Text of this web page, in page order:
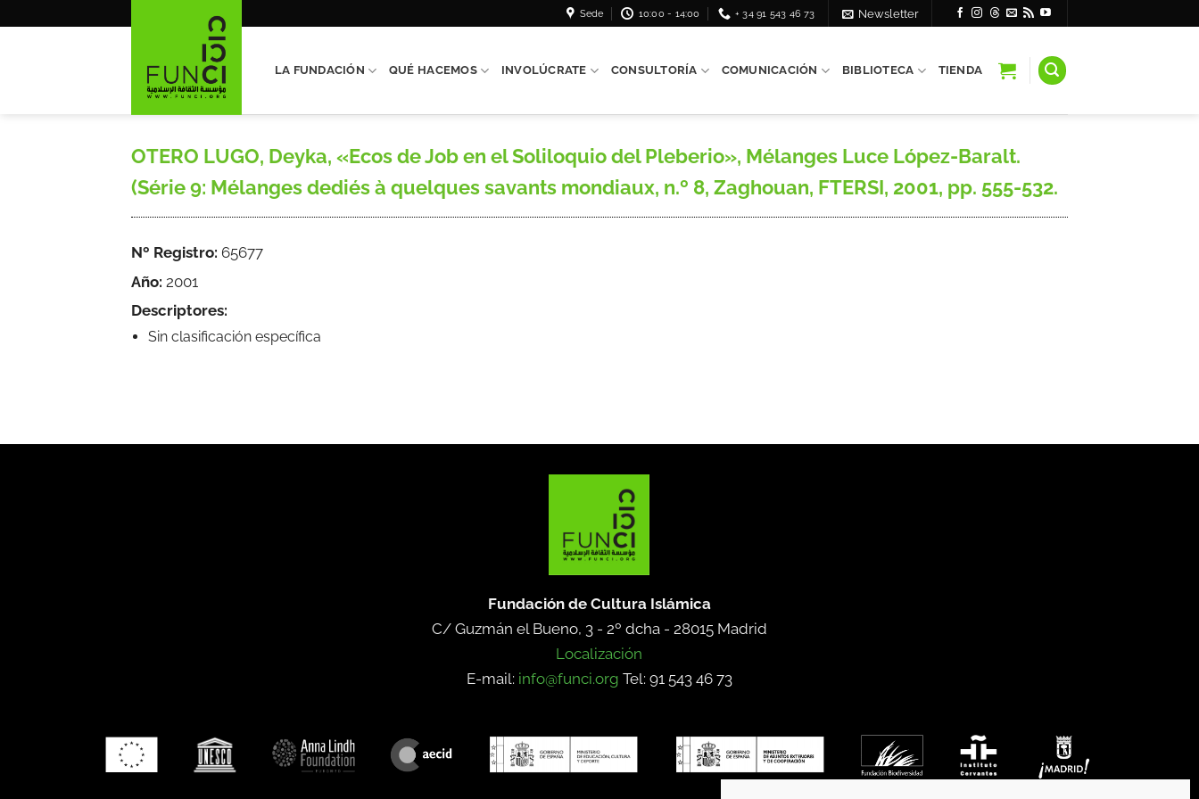
Sede 10:00 - 14:00 + 34 91 543 46 73 Newsletter
LA FUNDACIÓN QUÉ HACEMOS INVOLÚCRATE CONSULTORÍA COMUNICACIÓN BIBLIOTECA TIENDA
OTERO LUGO, Deyka, «Ecos de Job en el Soliloquio del Pleberio», Mélanges Luce López-Baralt.
(Série 9: Mélanges dediés à quelques savants mondiaux, n.º 8, Zaghouan, FTERSI, 2001, pp. 555-532.
Nº Registro: 65677
Año: 2001
Descriptores:
Sin clasificación específica
Fundación de Cultura Islámica
C/ Guzmán el Bueno, 3 - 2º dcha - 28015 Madrid
Localización
E-mail: info@funci.org Tel: 91 543 46 73